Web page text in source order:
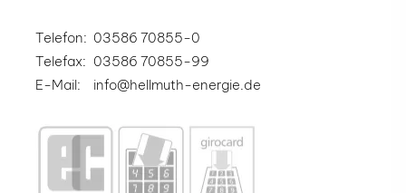
Telefon: 03586 70855-0
Telefax: 03586 70855-99
E-Mail:
info@hellmuth-energie.de